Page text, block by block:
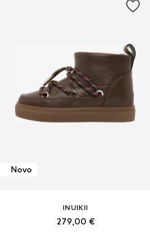
Novo
INUIKII
279,00 €